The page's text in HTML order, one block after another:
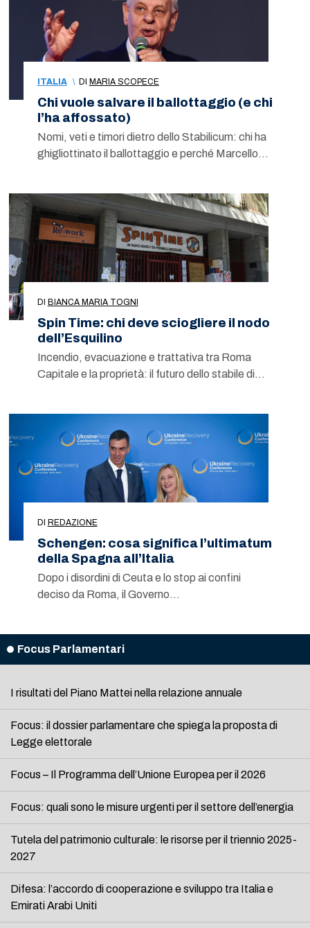
ITALIA \ DI MARIA SCOPECE
Chi vuole salvare il ballottaggio (e chi
l’ha affossato)
Nomi, veti e timori dietro dello Stabilicum: chi ha
ghigliottinato il ballottaggio e perché Marcello…
DI BIANCA MARIA TOGNI
Spin Time: chi deve sciogliere il nodo
dell’Esquilino
Incendio, evacuazione e trattativa tra Roma
Capitale e la proprietà: il futuro dello stabile di…
DI REDAZIONE
Schengen: cosa significa l’ultimatum
della Spagna all’Italia
Dopo i disordini di Ceuta e lo stop ai confini
deciso da Roma, il Governo…
Focus Parlamentari
I risultati del Piano Mattei nella relazione annuale
Focus: il dossier parlamentare che spiega la proposta di
Legge elettorale
Focus – Il Programma dell’Unione Europea per il 2026
Focus: quali sono le misure urgenti per il settore dell’energia
Tutela del patrimonio culturale: le risorse per il triennio 2025-
2027
Difesa: l’accordo di cooperazione e sviluppo tra Italia e
Emirati Arabi Uniti